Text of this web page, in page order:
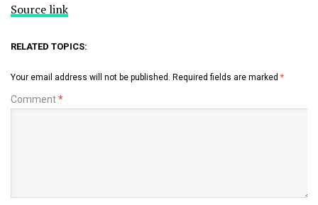
Source link
RELATED TOPICS:
Your email address will not be published. Required fields are marked *
Comment*